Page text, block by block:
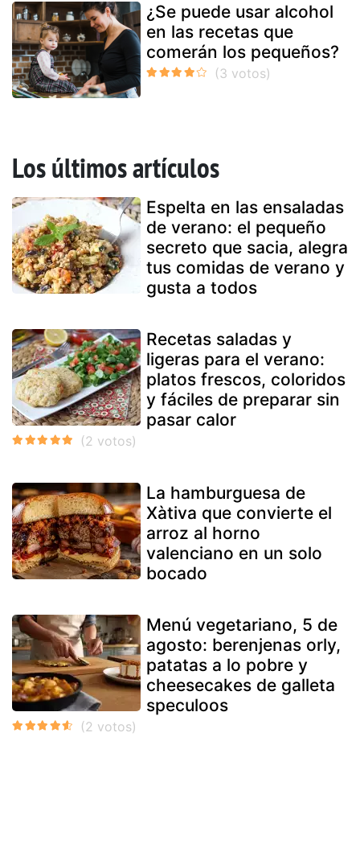
¿Se puede usar alcohol
en las recetas que
comerán los pequeños?
Los últimos artículos
Espelta en las ensaladas
de verano: el pequeño
secreto que sacia, alegra
tus comidas de verano y
gusta a todos
Recetas saladas y
ligeras para el verano:
platos frescos, coloridos
y fáciles de preparar sin
pasar calor
La hamburguesa de
Xàtiva que convierte el
arroz al horno
valenciano en un solo
bocado
Menú vegetariano, 5 de
agosto: berenjenas orly,
patatas a lo pobre y
cheesecakes de galleta
speculoos